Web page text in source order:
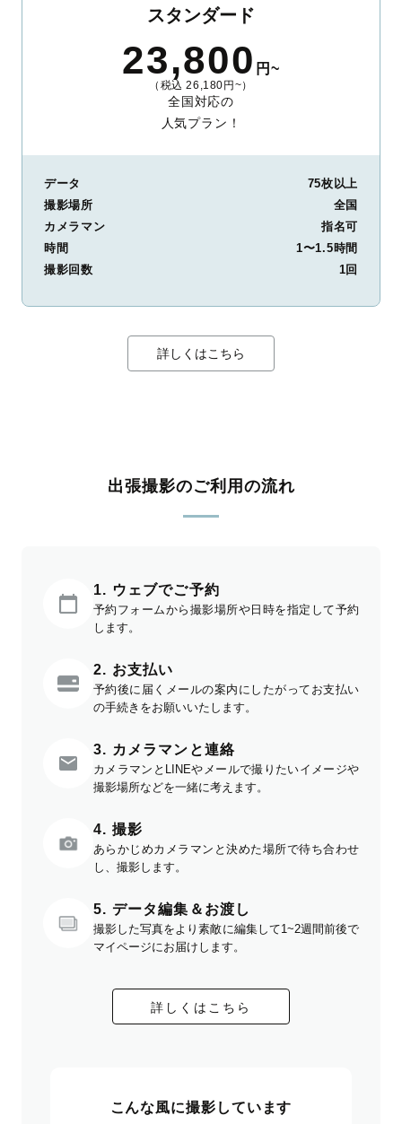
整。自然な雰囲気を残しつつも、おしゃれで洗練された仕上がり
に。きっと「こんな写真を撮ってほしかった！」と思える一枚に
出会えます。まずは、ラブグラフの撮影事例
スタンダード
23,800 円~
（税込 26,180円~）
全国対応の
人気プラン！
データ
75枚以上
撮影場所
全国
カメラマン
指名可
時間
1〜1.5時間
撮影回数
1回
詳しくはこちら
出張撮影のご利用の流れ
1. ウェブでご予約
予約フォームから撮影場所や日時を指定して予約
します。
2. お支払い
予約後に届くメールの案内にしたがってお支払い
の手続きをお願いいたします。
3. カメラマンと連絡
カメラマンとLINEやメールで撮りたいイメージや
撮影場所などを一緒に考えます。
4. 撮影
あらかじめカメラマンと決めた場所で待ち合わせ
し、撮影します。
5. データ編集＆お渡し
撮影した写真をより素敵に編集して1~2週間前後で
マイページにお届けします。
詳しくはこちら
こんな風に撮影しています